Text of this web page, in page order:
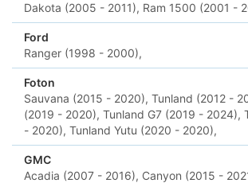
Dakota (2005 - 2011), Ram 1500 (2001 -
Ford
Ranger (1998 - 2000),
Foton
Sauvana (2015 - 2020), Tunland (2012 -
(2019 - 2020), Tunland G7 (2019 - 2024),
- 2020), Tunland Yutu (2020 - 2020),
GMC
Acadia (2007 - 2016), Canyon (2015 -